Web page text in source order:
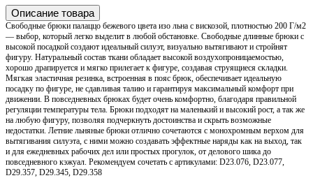
Описание товара
Свободные брюки палаццо бежевого цвета изо льна с вискозой, плотностью 200 Г/м2
— выбор, который легко выделит в любой обстановке. Свободные длинные брюки с
высокой посадкой создают идеальный силуэт, визуально вытягивают и стройнят
фигуру. Натуральный состав ткани обладает высокой воздухопроницаемостью,
хорошо драпируется и мягко прилегает к фигуре, создавая струящиеся складки.
Мягкая эластичная резинка, встроенная в пояс брюк, обеспечивает идеальную
посадку по фигуре, не сдавливая талию и гарантируя максимальный комфорт при
движении. В повседневных брюках будет очень комфортно, благодаря правильной
регуляции температуры тела. Брюки подходят на маленький и высокий рост, а так же
на любую фигуру, позволяя подчеркнуть достоинства и скрыть возможные
недостатки. Летние льняные брюки отлично сочетаются с монохромным верхом для
вытягивания силуэта, с ними можно создавать эффектные наряды как на выход, так
и для ежедневных рабочих дел или простых прогулок, от делового шика до
повседневного кэжуал. Рекомендуем сочетать с артикулами: D23.076, D23.077,
D29.357, D29.345, D29.358